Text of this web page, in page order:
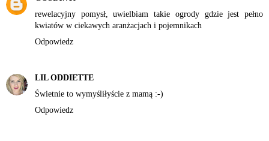
rewelacyjny pomysł, uwielbiam takie ogrody gdzie jest pełno
kwiatów w ciekawych aranżacjach i pojemnikach
Odpowiedz
LIL ODDIETTE
Świetnie to wymyśliłyście z mamą :-)
Odpowiedz